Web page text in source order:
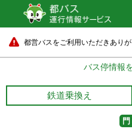
都営バスをご利用いただきありが
バス停情報
鉄道乗換え
門